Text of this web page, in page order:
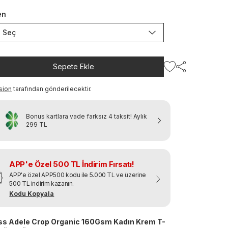
Seç
Sepete Ekle
tarafından gönderilecektir.
Bonus kartlara vade farksız 4 taksit! Aylık
299 TL
APP'e Özel 500 TL İndirim Fırsatı!
APP'e özel APP500 kodu ile 5.000 TL ve üzerine
500 TL indirim kazanın.
Kodu Kopyala
Adele Crop Organic 160Gsm Kadın Krem T-